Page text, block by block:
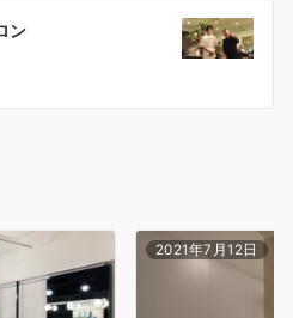
ン
2021年7月12日